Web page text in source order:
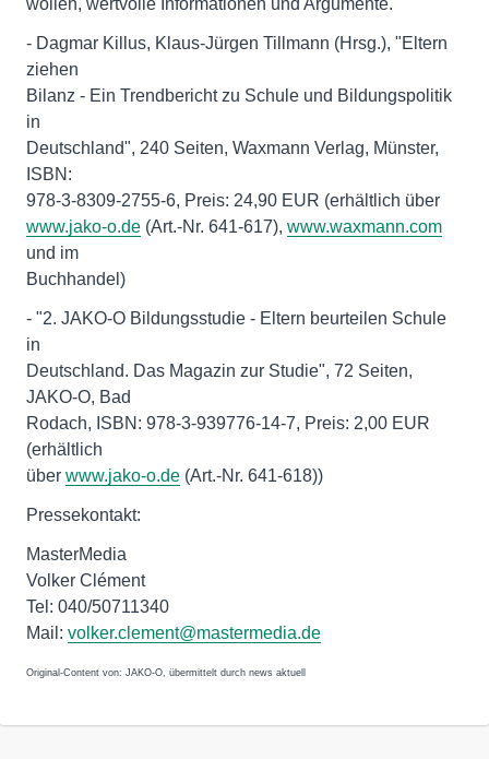
wollen, wertvolle Informationen und Argumente.
- Dagmar Killus, Klaus-Jürgen Tillmann (Hrsg.), "Eltern
ziehen
Bilanz - Ein Trendbericht zu Schule und Bildungspolitik
in
Deutschland", 240 Seiten, Waxmann Verlag, Münster,
ISBN:
www.jako-o.de (Art.-Nr. 641-617), www.waxmann.com
und im
Buchhandel)
- "2. JAKO-O Bildungsstudie - Eltern beurteilen Schule
in
Deutschland. Das Magazin zur Studie", 72 Seiten,
JAKO-O, Bad
Rodach, ISBN: 978-3-939776-14-7, Preis: 2,00 EUR
(erhältlich
über www.jako-o.de (Art.-Nr. 641-618))
Pressekontakt:
MasterMedia
Volker Clément
Tel: 040/50711340
Mail: volker.clement@mastermedia.de
Original-Content von: JAKO-O, übermittelt durch news aktuell